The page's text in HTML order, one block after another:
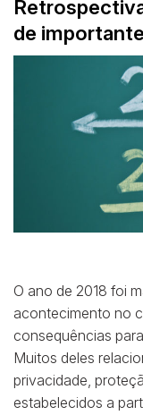
de
O ano de 2018 foi
acontecimento no
consequências
Muitos deles
privacidade,
estabelecidos a